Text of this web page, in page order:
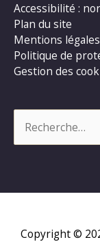
Accessibilité :
Plan du site
Mentions légales
Politique de
Gestion des
Copyright ©